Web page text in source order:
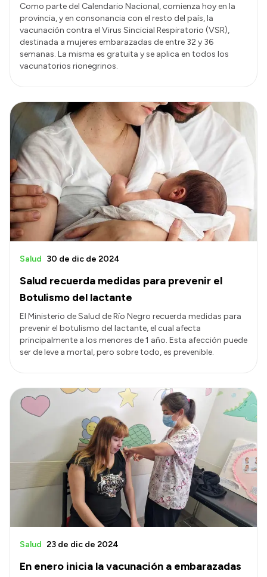
Como parte del Calendario Nacional, comienza hoy en la
provincia, y en consonancia con el resto del país, la
vacunación contra el Virus Sincicial Respiratorio (VSR),
destinada a mujeres embarazadas de entre 32 y 36
semanas. La misma es gratuita y se aplica en todos los
vacunatorios rionegrinos.
Salud recuerda medidas para prevenir el
Botulismo del lactante
Salud 30 de dic de 2024
El Ministerio de Salud de Río Negro recuerda medidas para
prevenir el botulismo del lactante, el cual afecta
principalmente a los menores de 1 año. Esta afección puede
ser de leve a mortal, pero sobre todo, es prevenible.
En enero inicia la vacunación a embarazadas
Salud 23 de dic de 2024